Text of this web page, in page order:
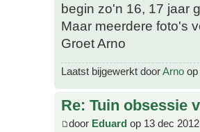
begin zo'n 16, 17 jaar
Maar meerdere foto's
Groet Arno
Laatst bijgewerkt doorArno op
Re: Tuin obsessie
door Eduard op 13 dec